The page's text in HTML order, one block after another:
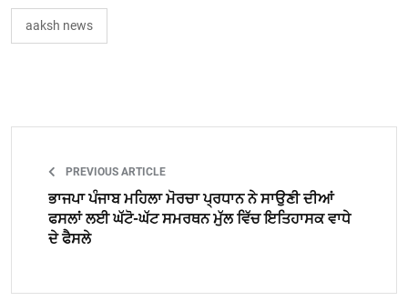
aaksh news
PREVIOUS ARTICLE
ਭਾਜਪਾ ਪੰਜਾਬ ਮਹਿਲਾ ਮੋਰਚਾ ਪ੍ਰਧਾਨ ਨੇ ਸਾਉਣੀ ਦੀਆਂ
ਫਸਲਾਂ ਲਈ ਘੱਟੋ-ਘੱਟ ਸਮਰਥਨ ਮੁੱਲ ਵਿੱਚ ਇਤਿਹਾਸਕ ਵਾਧੇ
ਦੇ ਫੈਸਲੇ